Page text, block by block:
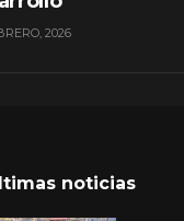
2026
noticias